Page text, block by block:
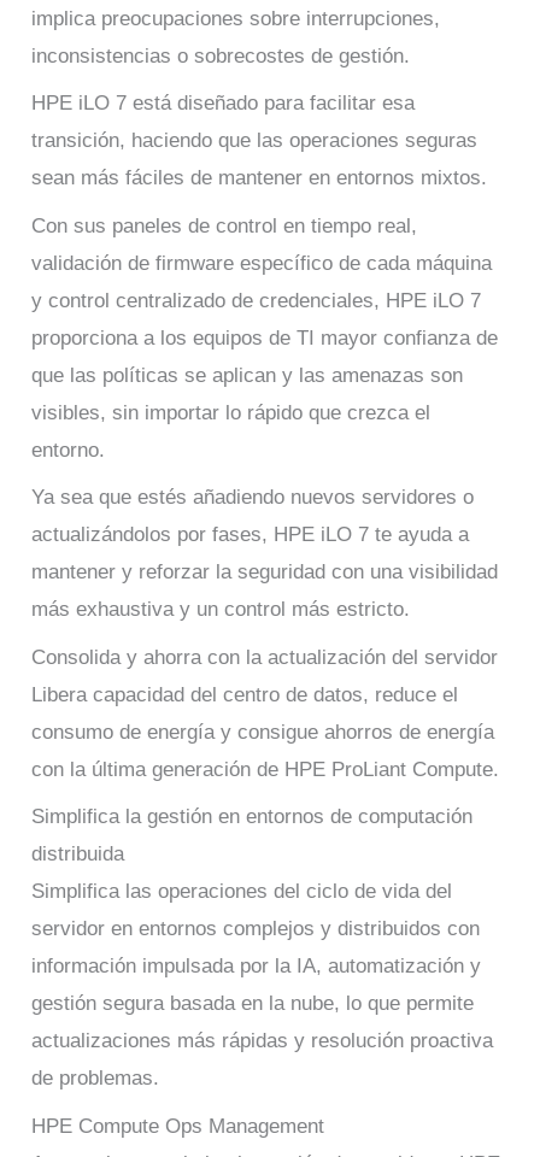
implica preocupaciones sobre interrupciones,
inconsistencias o sobrecostes de gestión.
HPE iLO 7 está diseñado para facilitar esa
transición, haciendo que las operaciones seguras
sean más fáciles de mantener en entornos mixtos.
Con sus paneles de control en tiempo real,
validación de firmware específico de cada máquina
y control centralizado de credenciales, HPE iLO 7
proporciona a los equipos de TI mayor confianza de
que las políticas se aplican y las amenazas son
visibles, sin importar lo rápido que crezca el
entorno.
Ya sea que estés añadiendo nuevos servidores o
actualizándolos por fases, HPE iLO 7 te ayuda a
mantener y reforzar la seguridad con una visibilidad
más exhaustiva y un control más estricto.
Consolida y ahorra con la actualización del servidor
Libera capacidad del centro de datos, reduce el
consumo de energía y consigue ahorros de energía
con la última generación de HPE ProLiant Compute.
Simplifica la gestión en entornos de computación
distribuida
Simplifica las operaciones del ciclo de vida del
servidor en entornos complejos y distribuidos con
información impulsada por la IA, automatización y
gestión segura basada en la nube, lo que permite
actualizaciones más rápidas y resolución proactiva
de problemas.
HPE Compute Ops Management